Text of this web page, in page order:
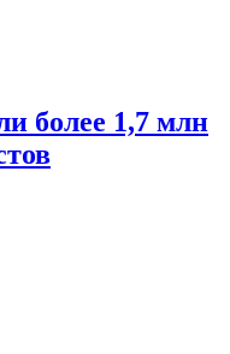
более 1,7 млн